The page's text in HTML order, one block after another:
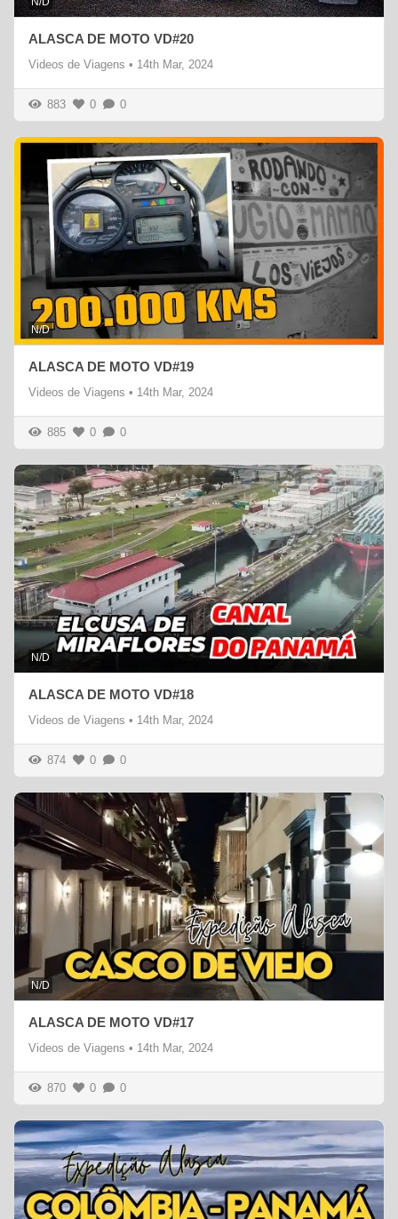
ALASCA DE MOTO VD#20
Videos de Viagens • 14th Mar, 2024
883 0 0
N/D
ALASCA DE MOTO VD#19
Videos de Viagens • 14th Mar, 2024
885 0 0
N/D
ALASCA DE MOTO VD#18
Videos de Viagens • 14th Mar, 2024
874 0 0
N/D
ALASCA DE MOTO VD#17
Videos de Viagens • 14th Mar, 2024
870 0 0